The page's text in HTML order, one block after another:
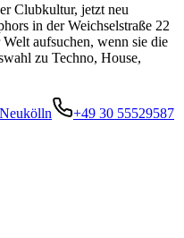
Clubkultur, jetzt neu
in der Weichselstraße 22
aufsuchen, wenn sie die
zu Techno, House,
+49 30 55529587